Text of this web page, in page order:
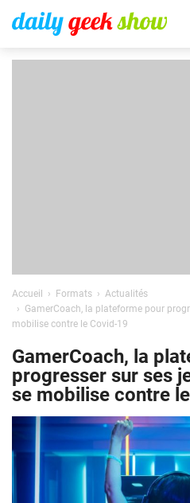
Accueil Formats
Actualités
GamerCoach, la plateforme pour
mobilise contre le Covid-19
GamerCoach, la
progresser sur ses
se mobilise contre